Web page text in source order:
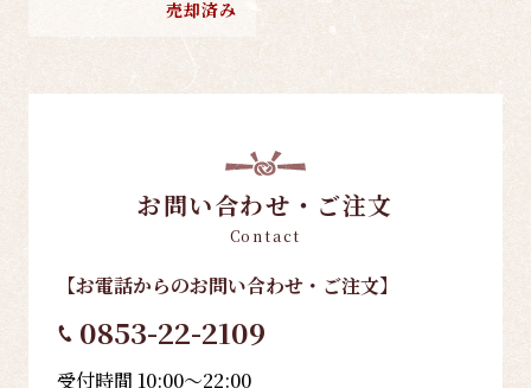
売却済み
お問い合わせ・ご注文
Contact
【お電話からのお問い合わせ・ご注文】
0853-22-2109
受付時間 10:00～22:00